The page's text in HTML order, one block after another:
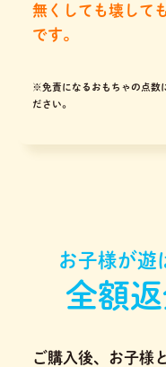
無くしても壊して
です。
※免責になるおもちゃの点数
ださい。
お子様が遊
全額
ご購入後、お子様